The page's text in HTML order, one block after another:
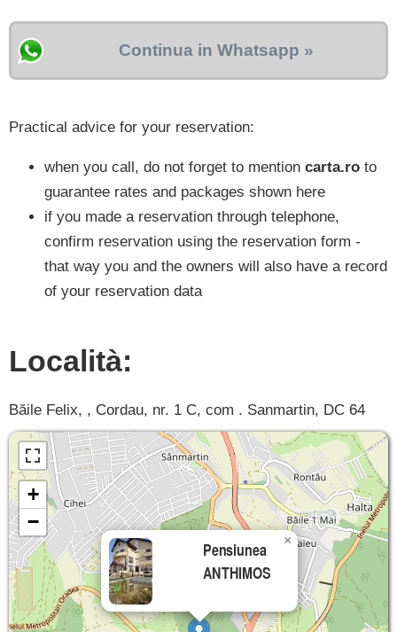
Continua in Whatsapp »
Practical advice for your reservation:
when you call, do not forget to mention carta.ro to
guarantee rates and packages shown here
if you made a reservation through telephone,
confirm reservation using the reservation form -
that way you and the owners will also have a record
of your reservation data
Località:
Băile Felix, , Cordau, nr. 1 C, com . Sanmartin, DC 64
Pensiunea
ANTHIMOS
×
+
−